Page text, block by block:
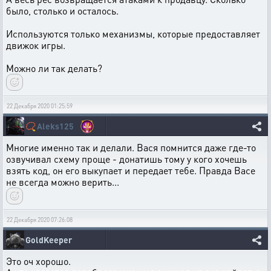
было, столько и осталось.
Используются только механизмы, которые предоставляет
движок игры.
Можно ли так делать?
22 Декабря 2020 01:25:59
📿Aleks125
Многие именно так и делали. Вася помнится даже где-то
озвучивал схему проще - донатишь тому у кого хочешь
взять код, он его выкупает и передает тебе. Правда Васе
не всегда можно верить...
22 Декабря 2020 07:26:08
GoldKeeper
Это оч хорошо.